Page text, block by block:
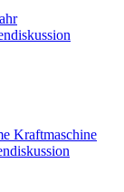
Kraftmaschine